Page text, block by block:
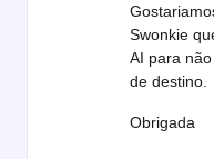
Swonkie
AI para
de destino.
Obrigada